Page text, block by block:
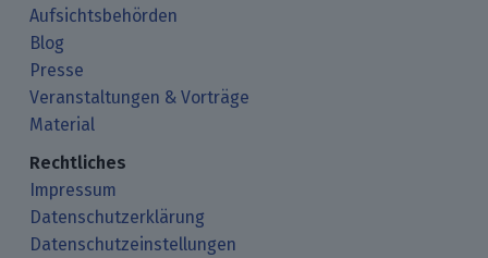
Aufsichtsbehörden
Blog
Presse
Veranstaltungen & Vorträge
Material
Rechtliches
Impressum
Datenschutzerklärung
Datenschutzeinstellungen